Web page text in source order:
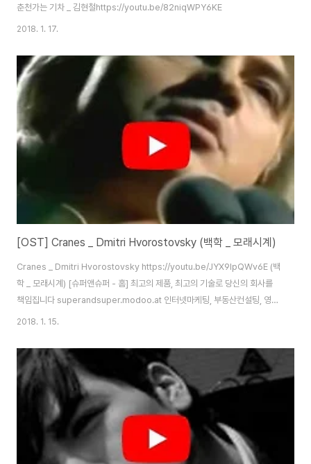
춘천가는 기차 _ 김현철https://youtu.be/82niqWPY6KE
2018. 1. 17.
[OST] Cranes _ Dmitri Hvorostovsky (백학 _ 모래시계)
Cranes _ Dmitri Hvorostovsky https://youtu.be/JYX9lpQWv6E (백
학 _ 모래시계) [슈퍼앤슈퍼 - 홈] 최고의 제품, 최고의 기술로 당신의 회사를
책임집니다 superandsuper.modoo.at 인터넷마케팅, 부동산컨설팅, 영상
제작, 홈피제작, 블로그제작, 제작홍보, 방송제작, 인터넷쇼핑몰
2018. 1. 15.